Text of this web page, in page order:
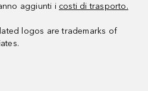
aggiunti i costi di trasporto.
logos are trademarks of